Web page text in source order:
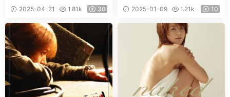
M DVD BOX 2005 13xDVD
[DVD ISO 65.2GB]
2025-04-21 1.81k 30
ro no scene Naozumi Takah
ashi A'LIVE 2005 "scene TO
UR" 2005.8.21-2005.9.4 [20
05.12.09] [DVD ISO 7.34GB]
2025-01-09 1.21k 10